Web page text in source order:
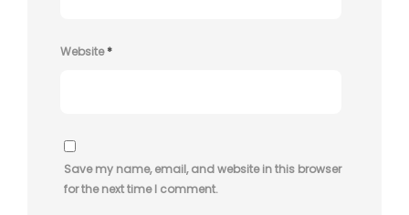
Website*
Save my name, email, and website in this browser
for the next time I comment.